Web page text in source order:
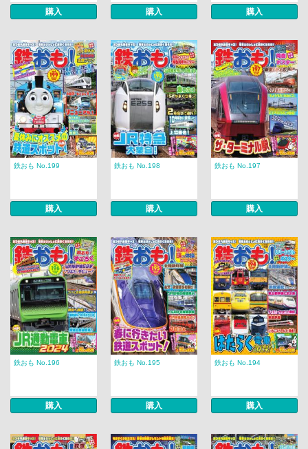
購入 購入 購入
鉄おも No.199
購入
鉄おも No.198
購入
鉄おも No.197
購入
鉄おも No.196
購入
鉄おも No.195
購入
鉄おも No.194
購入